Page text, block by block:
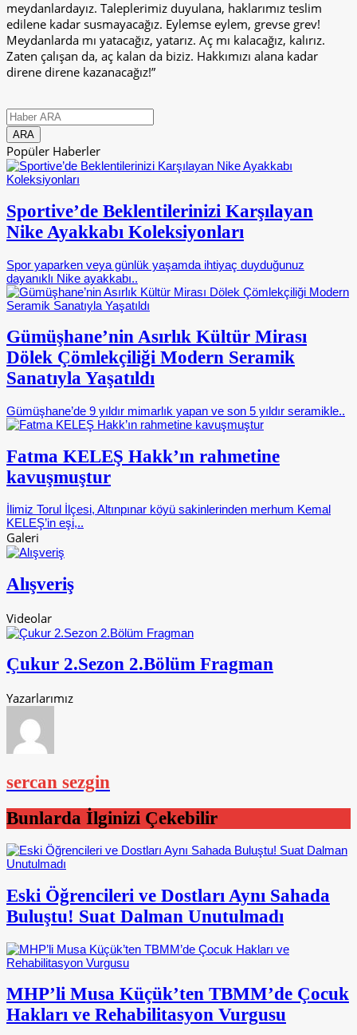
meydanlardayız. Taleplerimiz duyulana, haklarımız teslim
edilene kadar susmayacağız. Eylemse eylem, grevse grev!
Meydanlarda mı yatacağız, yatarız. Aç mı kalacağız, kalırız.
Zaten çalışan da, aç kalan da biziz. Hakkımızı alana kadar
direne direne kazanacağız!”
Popüler Haberler
Sportive’de Beklentilerinizi Karşılayan
Nike Ayakkabı Koleksiyonları
Spor yaparken veya günlük yaşamda ihtiyaç duyduğunuz
dayanıklı Nike ayakkabı..
Gümüşhane’nin Asırlık Kültür Mirası
Dölek Çömlekçiliği Modern Seramik
Sanatıyla Yaşatıldı
Gümüşhane’de 9 yıldır mimarlık yapan ve son 5 yıldır seramikle..
Fatma KELEŞ Hakk’ın rahmetine
kavuşmuştur
İlimiz Torul İlçesi, Altınpınar köyü sakinlerinden merhum Kemal
KELEŞ’in eşi,..
Galeri
Alışveriş
Videolar
Çukur 2.Sezon 2.Bölüm Fragman
Yazarlarımız
sercan sezgin
Bunlarda İlginizi Çekebilir
Eski Öğrencileri ve Dostları Aynı Sahada
Buluştu! Suat Dalman Unutulmadı
MHP’li Musa Küçük’ten TBMM’de Çocuk
Hakları ve Rehabilitasyon Vurgusu